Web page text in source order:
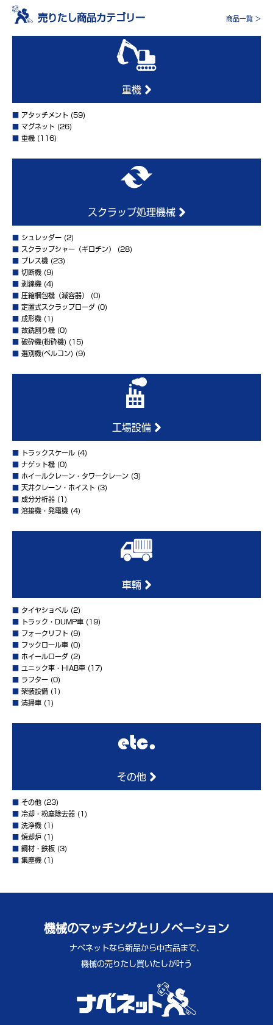
売りたし商品カテゴリー 商品一覧 >
重機
アタッチメント (59)
マグネット (26)
重機 (116)
スクラップ処理機械
シュレッダー (2)
スクラップシャー（ギロチン）
(28)
プレス機 (23)
切断機 (9)
剥線機 (4)
圧縮梱包機（減容器）
(0)
定置式スクラップローダ (0)
成形機 (1)
故銑割り機 (0)
破砕機(粉砕機) (15)
選別機(ベルコン) (9)
工場設備
トラックスケール (4)
ナゲット機 (0)
ホイールクレーン・タワークレーン (3)
天井クレーン・ホイスト (3)
成分分析器 (1)
溶接機・発電機 (4)
車輛
タイヤショベル (2)
トラック・DUMP車 (19)
フォークリフト (9)
フックロール車 (0)
ホイールローダ (2)
ユニック車・HIAB車 (17)
ラフター (0)
架装設備 (1)
清掃車 (1)
その他
その他 (23)
冷却・粉塵除去器 (1)
洗浄機 (1)
焼却炉 (1)
鋼材・鉄板 (3)
集塵機 (1)
機械のマッチングとリノベーション
ナベネットなら新品から中古品まで、
機械の売りたし買いたしが叶う